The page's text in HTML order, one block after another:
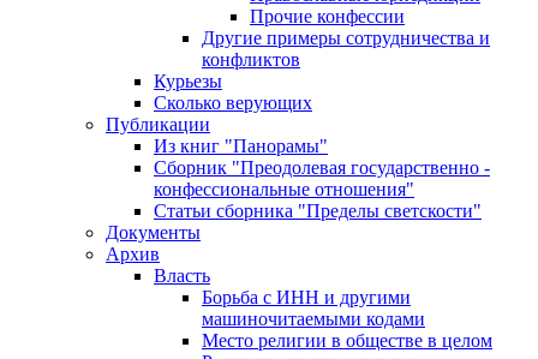
Прочие конфессии
Другие примеры сотрудничества и
конфликтов
Курьезы
Сколько верующих
Публикации
Из книг "Панорамы"
Сборник "Преодолевая государственно -
конфессиональные отношения"
Статьи сборника "Пределы светскости"
Документы
Архив
Власть
Борьба с ИНН и другими
машиночитаемыми кодами
Место религии в обществе в целом